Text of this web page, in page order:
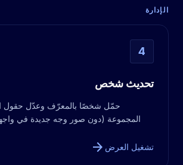
الإدارة
4
تحديث شخص
حمّل شخصًا بالمعرّف وعدّل حقول
المجموعة (دون صور وجه جديدة في
تشغيل العرض arrow_forward